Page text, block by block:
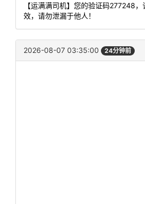
【运满满司机】您的验证码277248
效，请勿泄漏于他人！
2026-08-07 03:35:00 24分钟前